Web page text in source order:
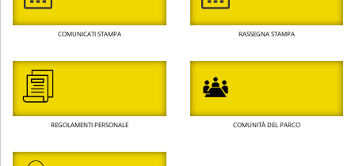
COMUNICATI STAMPA RASSEGNA STAMPA
REGOLAMENTI PERSONALE COMUNITÀ DEL PARCO